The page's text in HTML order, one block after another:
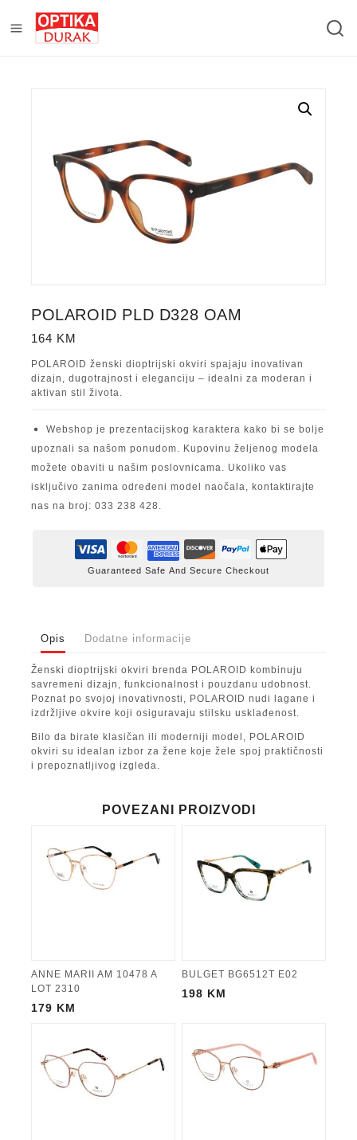
POLAROID PLD D328 OAM
164 KM
POLAROID ženski dioptrijski okviri spajaju inovativan
dizajn, dugotrajnost i eleganciju – idealni za moderan i
aktivan stil života.
Webshop je prezentacijskog karaktera kako bi se bolje
upoznali sa našom ponudom. Kupovinu željenog modela
možete obaviti u našim poslovnicama. Ukoliko vas
isključivo zanima određeni model naočala, kontaktirajte
nas na broj: 033 238 428.
Guaranteed Safe And Secure Checkout
Opis Dodatne informacije
Ženski dioptrijski okviri brenda POLAROID kombinuju
savremeni dizajn, funkcionalnost i pouzdanu udobnost.
Poznat po svojoj inovativnosti, POLAROID nudi lagane i
izdržljive okvire koji osiguravaju stilsku usklađenost.
Bilo da birate klasičan ili moderniji model, POLAROID
okviri su idealan izbor za žene koje žele spoj praktičnosti
i prepoznatljivog izgleda.
POVEZANI PROIZVODI
ANNE MARII AM 10478 A
LOT 2310
179 KM
BULGET BG6512T E02
198 KM